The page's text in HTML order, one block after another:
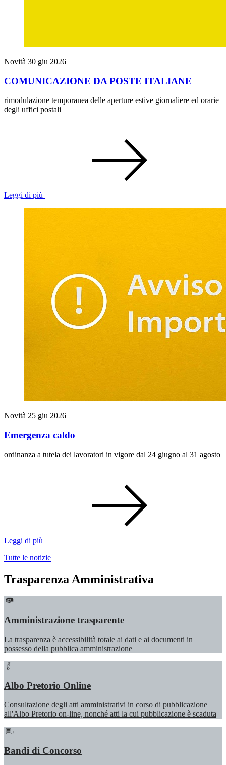
Novità 30 giu 2026
COMUNICAZIONE DA POSTE ITALIANE
rimodulazione temporanea delle aperture estive giornaliere ed orarie
degli uffici postali
Leggi di più
Novità 25 giu 2026
Emergenza caldo
ordinanza a tutela dei lavoratori in vigore dal 24 giugno al 31 agosto
Leggi di più
Tutte le notizie
Trasparenza Amministrativa
Amministrazione trasparente
La trasparenza è accessibilità totale ai dati e ai documenti in
possesso della pubblica amministrazione
Albo Pretorio Online
Consultazione degli atti amministrativi in corso di pubblicazione
all'Albo Pretorio on-line, nonché atti la cui pubblicazione è scaduta
Bandi di Concorso